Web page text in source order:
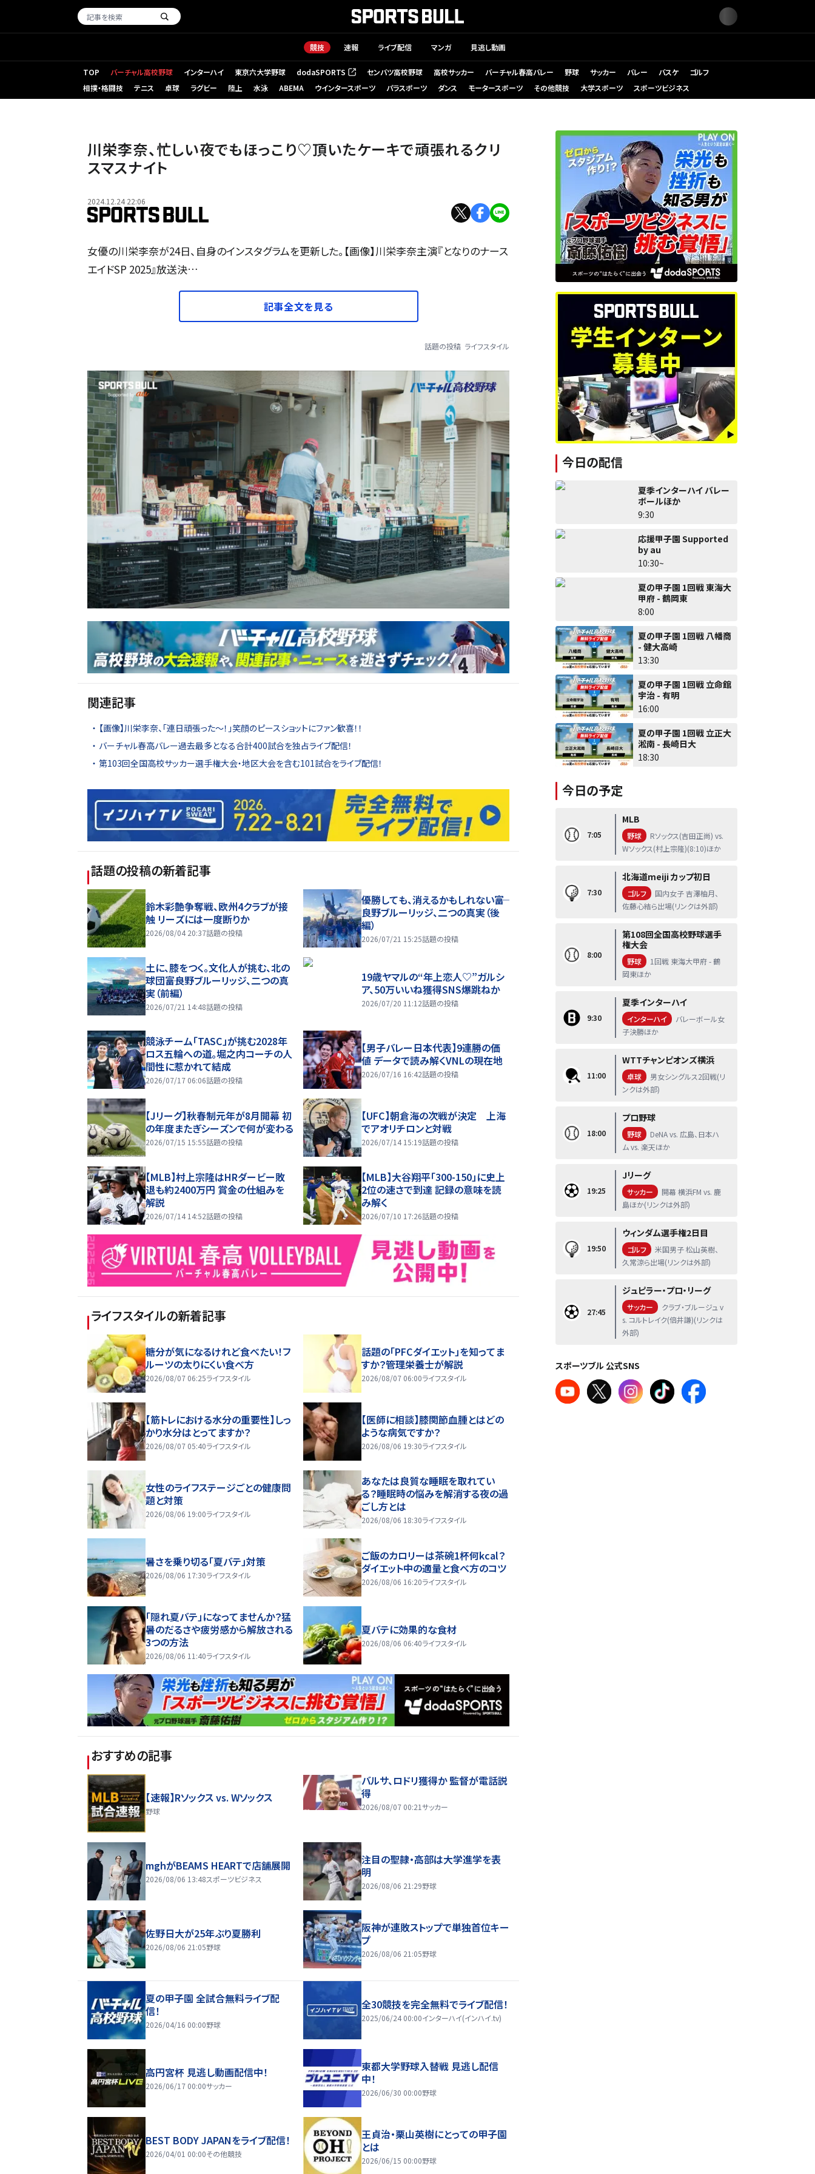
競技 速報 ライブ配信 マンガ 見逃し動画
TOP バーチャル高校野球 インターハイ 東京六大学野球 dodaSPORTS
（新しいタブで開く） センバツ高校野球 高校サッカー バーチャル春高バレー 野球 サッカー バレー バスケ
ゴルフ
相撲・格闘技
テニス 卓球 ラグビー 陸上 水泳 ABEMA ウインタースポーツ パラスポーツ ダンス モータースポーツ その他競技 大学スポーツ スポーツビジネス
川栄李奈、忙しい夜でもほっこり♡頂いたケーキで頑張れるクリ
スマスナイト
2024.12.24 22:06
女優の川栄李奈が24日、自身のインスタグラムを更新した。【画像】川栄李奈主演『となりのナース
エイドSP 2025』放送決…
記事全文を見る
話題の投稿 ライフスタイル
関連記事
【画像】川栄李奈、「連日頑張った〜！」笑顔のピースショットにファン歓喜！！
バーチャル春高バレー過去最多となる合計400試合を独占ライブ配信！
第103回全国高校サッカー選手権大会・地区大会を含む101試合をライブ配信！
話題の投稿の新着記事
鈴木彩艶争奪戦、欧州4クラブが接
触 リーズには一度断りか
2026/08/04 20:37話題の投稿
優勝しても、消えるかもしれない――富
良野ブルーリッジ、二つの真実（後
編）
2026/07/21 15:25話題の投稿
土に、膝をつく。文化人が挑む、北の
球団――富良野ブルーリッジ、二つの真
実（前編）
2026/07/21 14:48話題の投稿
19歳ヤマルの“年上恋人♡”ガルシ
ア、50万いいね獲得SNS爆跳ねか
2026/07/20 11:12話題の投稿
競泳チーム「TASC」が挑む2028年
ロス五輪への道。堀之内コーチの人
間性に惹かれて結成
2026/07/17 06:06話題の投稿
【男子バレー日本代表】9連勝の価
値 データで読み解くVNLの現在地
2026/07/16 16:42話題の投稿
【Jリーグ】秋春制元年が8月開幕 初
の年度またぎシーズンで何が変わる
2026/07/15 15:55話題の投稿
【UFC】朝倉海の次戦が決定 上海
でアオリチロンと対戦
2026/07/14 15:19話題の投稿
【MLB】村上宗隆はHRダービー敗
退も約2400万円 賞金の仕組みを
解説
2026/07/14 14:52話題の投稿
【MLB】大谷翔平「300-150」に史上
2位の速さで到達 記録の意味を読
み解く
2026/07/10 17:26話題の投稿
ライフスタイルの新着記事
糖分が気になるけれど食べたい！フ
ルーツの太りにくい食べ方
2026/08/07 06:25ライフスタイル
話題の「PFCダイエット」を知ってま
すか？管理栄養士が解説
2026/08/07 06:00ライフスタイル
【筋トレにおける水分の重要性】しっ
かり水分はとってますか？
2026/08/07 05:40ライフスタイル
【医師に相談】膝関節血腫とはどの
ような病気ですか？
2026/08/06 19:30ライフスタイル
女性のライフステージごとの健康問
題と対策
2026/08/06 19:00ライフスタイル
あなたは良質な睡眠を取れてい
る？睡眠時の悩みを解消する夜の過
ごし方とは
2026/08/06 18:30ライフスタイル
暑さを乗り切る「夏バテ」対策
2026/08/06 17:30ライフスタイル
ご飯のカロリーは茶碗1杯何kcal？
ダイエット中の適量と食べ方のコツ
2026/08/06 16:20ライフスタイル
「隠れ夏バテ」になってませんか？猛
暑のだるさや疲労感から解放される
3つの方法
2026/08/06 11:40ライフスタイル
夏バテに効果的な食材
2026/08/06 06:40ライフスタイル
おすすめの記事
【速報】Rソックス vs. Wソックス
野球
バルサ、ロドリ獲得か 監督が電話説
得
2026/08/07 00:21サッカー
mghがBEAMS HEARTで店舗展開
2026/08/06 13:48スポーツビジネス
注目の聖隷・高部は大学進学を表
明
2026/08/06 21:29野球
佐野日大が25年ぶり夏勝利
2026/08/06 21:05野球
阪神が連敗ストップで単独首位キー
プ
2026/08/06 21:05野球
夏の甲子園 全試合無料ライブ配
信！
2026/04/16 00:00野球
全30競技を完全無料でライブ配信！
2025/06/24 00:00インターハイ(インハイ.tv)
高円宮杯 見逃し動画配信中！
2026/06/17 00:00サッカー
東都大学野球入替戦 見逃し配信
中！
2026/06/30 00:00野球
BEST BODY JAPANをライブ配信！
2026/04/01 00:00その他競技
王貞治・栗山英樹にとっての甲子園
とは
2026/06/15 00:00野球
今日の配信
夏季インターハイ バレー
ボールほか
9:30
応援甲子園 Supported
by au
10:30~
夏の甲子園 1回戦 東海大
甲府 - 鶴岡東
8:00
夏の甲子園 1回戦 八幡商
- 健大高崎
13:30
夏の甲子園 1回戦 立命館
宇治 - 有明
16:00
夏の甲子園 1回戦 立正大
淞南 - 長崎日大
18:30
今日の予定
7:05
MLB
野球
Rソックス(吉田正尚) vs.
Wソックス(村上宗隆)(8:10)ほか
7:30
北海道meiji カップ初日
ゴルフ
国内女子 吉澤柚月、
佐藤心結ら出場(リンクは外部)
8:00
第108回全国高校野球選手
権大会
野球
1回戦 東海大甲府 - 鶴
岡東ほか
9:30
夏季インターハイ
インターハイ
バレーボール女
子決勝ほか
11:00
WTTチャンピオンズ横浜
卓球
男女シングルス2回戦(リ
ンクは外部)
18:00
プロ野球
野球
DeNA vs. 広島、日本ハ
ム vs. 楽天ほか
19:25
Jリーグ
サッカー
開幕 横浜FM vs. 鹿
島ほか(リンクは外部)
19:50
ウィンダム選手権2日目
ゴルフ
米国男子 松山英樹、
久常涼ら出場(リンクは外部)
27:45
ジュピラー・プロ・リーグ
サッカー
クラブ・ブルージュ v
s. コルトレイク(倍井謙)(リンクは
外部)
スポーツブル 公式SNS